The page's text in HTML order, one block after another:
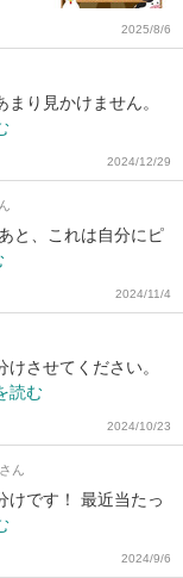
2025/8/6
り見かけません。
2024/12/29
と、これは自分にピ
2024/11/4
させてください。
読む
2024/10/23
ん
けです！ 最近当たっ
2024/9/6